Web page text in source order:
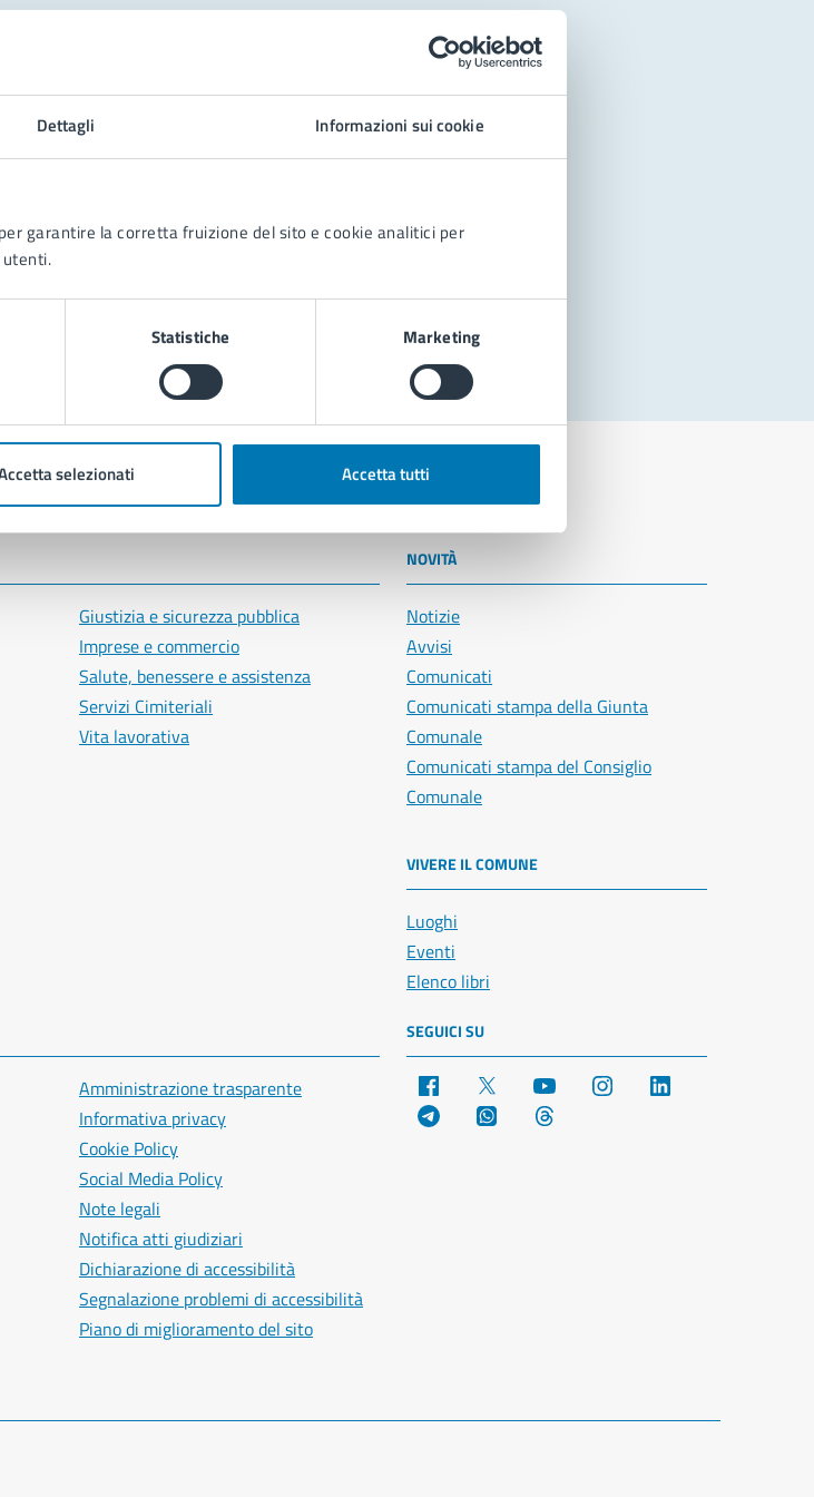
Dettagli Informazioni sui cookie
garantire la corretta fruizione del sito e cookie analitici per
Statistiche Marketing
selezionati Accetta tutti
Giustizia e sicurezza pubblica
Imprese e commercio
Salute, benessere e assistenza
Servizi Cimiteriali
Vita lavorativa
NOVITÀ
Notizie
Avvisi
Comunicati
Comunicati stampa della Giunta
Comunale
Comunicati stampa del Consiglio
Comunale
VIVERE IL COMUNE
Luoghi
Eventi
Elenco libri
Amministrazione trasparente
Informativa privacy
Cookie Policy
Social Media Policy
Note legali
Notifica atti giudiziari
Dichiarazione di accessibilità
Segnalazione problemi di accessibilità
Piano di miglioramento del sito
SEGUICI SU
Facebook YouTube Instagram
Telegram WhatsApp